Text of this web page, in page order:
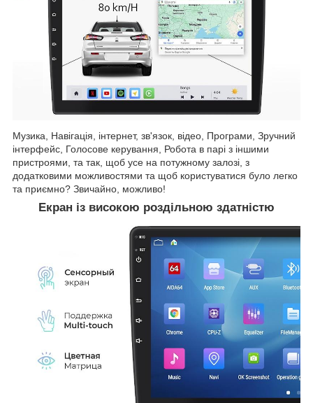
Музика, Навігація, інтернет, зв'язок, відео, Програми, Зручний
інтерфейс, Голосове керування, Робота в парі з іншими
пристроями, та так, щоб усе на потужному залозі, з
додатковими можливостями та щоб користуватися було легко
та приємно? Звичайно, можливо!
Екран із високою роздільною здатністю